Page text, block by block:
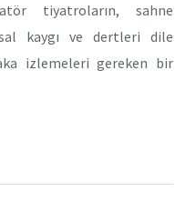
tiyatroların, sahne
kaygı ve dertleri dile
izlemeleri gereken bir